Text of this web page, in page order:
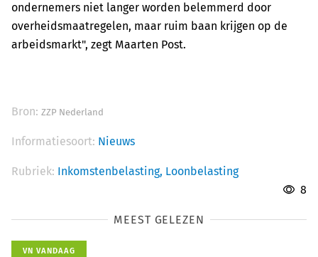
ondernemers niet langer worden belemmerd door
overheidsmaatregelen, maar ruim baan krijgen op de
arbeidsmarkt", zegt Maarten Post.
Bron: ZZP Nederland
Informatiesoort: Nieuws
Rubriek: Inkomstenbelasting, Loonbelasting
8
MEEST GELEZEN
VN VANDAAG